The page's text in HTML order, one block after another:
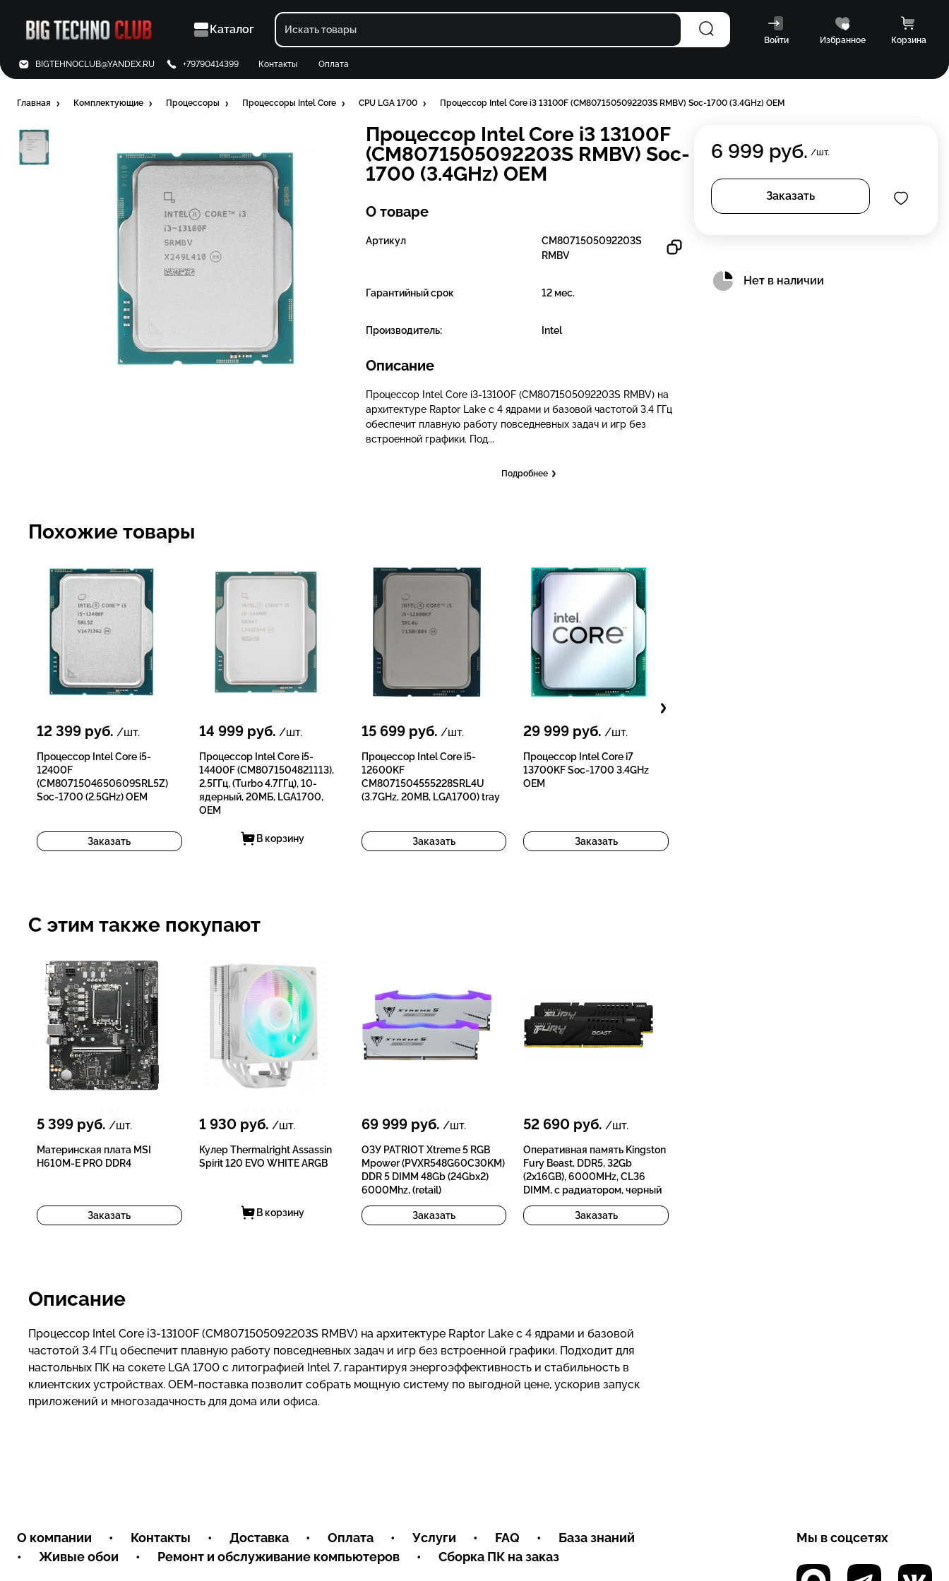
Каталог
Войти Избранное Корзина
BIGTEHNOCLUB@YANDEX.RU +79790414399 Контакты Оплата
Главная Комплектующие Процессоры Процессоры Intel Core CPU LGA 1700 Процессор Intel Core i3 13100F (CM8071505092203S RMBV) Soc-1700 (3.4GHz) OEM
Процессор Intel Core i3 13100F
(CM8071505092203S RMBV) Soc-
1700 (3.4GHz) OEM
О товаре
Артикул
CM8071505092203S
RMBV
Гарантийный срок 12 мес.
Производитель: Intel
Описание
Процессор Intel Core i3-13100F (CM8071505092203S RMBV) на
архитектуре Raptor Lake с 4 ядрами и базовой частотой 3.4 ГГц
обеспечит плавную работу повседневных задач и игр без
встроенной графики. Под...
Подробнее
Похожие товары
12 399 руб. /шт.
Процессор Intel Core i5-
12400F
(CM8071504650609SRL5Z)
Soc-1700 (2.5GHz) OEM
Заказать
14 999руб. /шт.
Процессор Intel Core i5-
14400F (CM8071504821113),
2.5ГГц, (Turbo 4.7ГГц), 10-
ядерный, 20МБ, LGA1700,
OEM
В корзину
15 699руб. /шт.
Процессор Intel Core i5-
12600KF
CM8071504555228SRL4U
(3.7GHz, 20MB, LGA1700) tray
Заказать
29 999 руб. /шт.
Процессор Intel Core i7
13700KF Soc-1700 3.4GHz
OEM
Заказать
С этим также покупают
5 399 руб. /шт.
Материнская плата MSI
H610M-E PRO DDR4
Заказать
1 930руб. /шт.
Кулер Thermalright Assassin
Spirit 120 EVO WHITE ARGB
В корзину
69 999руб. /шт.
ОЗУ PATRIOT Xtreme 5 RGB
Mpower (PVXR548G60C30KM)
DDR 5 DIMM 48Gb (24Gbx2)
6000Mhz, (retail)
Заказать
52 690 руб. /шт.
Оперативная память Kingston
Fury Beast, DDR5, 32Gb
(2x16GB), 6000MHz, CL36
DIMM, с радиатором, черный
Заказать
Описание
Процессор Intel Core i3-13100F (CM8071505092203S RMBV) на архитектуре Raptor Lake с 4 ядрами и базовой
частотой 3.4 ГГц обеспечит плавную работу повседневных задач и игр без встроенной графики. Подходит для
настольных ПК на сокете LGA 1700 с литографией Intel 7, гарантируя энергоэффективность и стабильность в
клиентских устройствах. OEM-поставка позволит собрать мощную систему по выгодной цене, ускорив запуск
приложений и многозадачность для дома или офиса.
6 999 руб. /шт.
Заказать
Нет в наличии
О компании • Контакты • Доставка • Оплата • Услуги • FAQ •
База знаний
•
Живые обои • Ремонт и обслуживание компьютеров • Сборка ПК на заказ
Мы в соцсетях